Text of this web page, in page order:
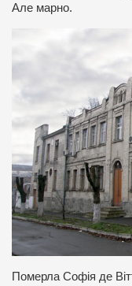
Але марно.
Померла Софія де